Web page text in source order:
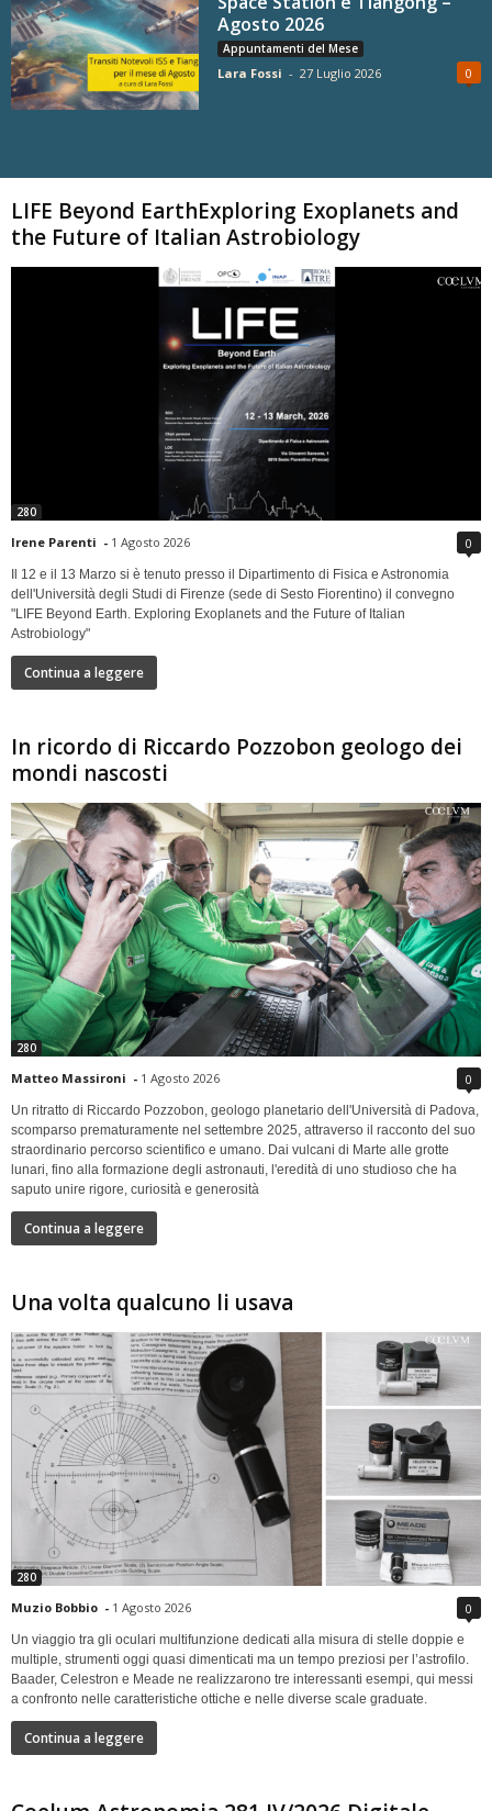
Agosto 2026
Appuntamenti del Mese
Lara Fossi - 27 Luglio 2026 0
LIFE Beyond EarthExploring Exoplanets and
the Future of Italian Astrobiology
280
Irene Parenti - 1 Agosto 2026 0
Il 12 e il 13 Marzo si è tenuto presso il Dipartimento di Fisica e Astronomia
dell'Università degli Studi di Firenze (sede di Sesto Fiorentino) il convegno
"LIFE Beyond Earth. Exploring Exoplanets and the Future of Italian
Astrobiology"
Continua a leggere
In ricordo di Riccardo Pozzobon geologo dei
mondi nascosti
280
Matteo Massironi - 1 Agosto 2026 0
Un ritratto di Riccardo Pozzobon, geologo planetario dell'Università di Padova,
scomparso prematuramente nel settembre 2025, attraverso il racconto del suo
straordinario percorso scientifico e umano. Dai vulcani di Marte alle grotte
lunari, fino alla formazione degli astronauti, l'eredità di uno studioso che ha
saputo unire rigore, curiosità e generosità
Continua a leggere
Una volta qualcuno li usava
280
Muzio Bobbio - 1 Agosto 2026 0
Un viaggio tra gli oculari multifunzione dedicati alla misura di stelle doppie e
multiple, strumenti oggi quasi dimenticati ma un tempo preziosi per l’astrofilo.
Baader, Celestron e Meade ne realizzarono tre interessanti esempi, qui messi
a confronto nelle caratteristiche ottiche e nelle diverse scale graduate.
Continua a leggere